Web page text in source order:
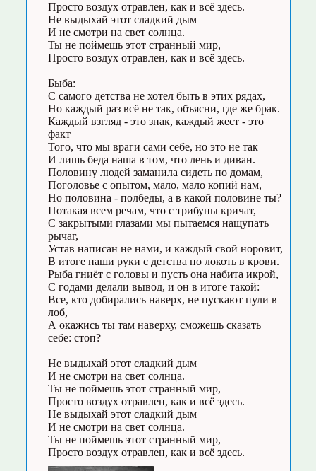
Просто воздух отравлен, как и всё здесь.
Не выдыхай этот сладкий дым
И не смотри на свет солнца.
Ты не поймешь этот странный мир,
Просто воздух отравлен, как и всё здесь.
Быба:
С самого детства не хотел быть в этих рядах,
Но каждый раз всё не так, объясни, где же брак.
Каждый взгляд - это знак, каждый жест - это
факт
Того, что мы враги сами себе, но это не так
И лишь беда наша в том, что лень и диван.
Половину людей заманила сидеть по домам,
Поголовье с опытом, мало, мало копий нам,
Но половина - полбеды, а в какой половине ты?
Потакая всем речам, что с трибуны кричат,
С закрытыми глазами мы пытаемся нащупать
рычаг,
Устав написан не нами, и каждый свой норовит,
В итоге наши руки с детства по локоть в крови.
Рыба гниёт с головы и пусть она набита икрой,
С годами делали вывод, и он в итоге такой:
Все, кто добирались наверх, не пускают пули в
лоб,
А окажись ты там наверху, сможешь сказать
себе: стоп?
Не выдыхай этот сладкий дым
И не смотри на свет солнца.
Ты не поймешь этот странный мир,
Просто воздух отравлен, как и всё здесь.
Не выдыхай этот сладкий дым
И не смотри на свет солнца.
Ты не поймешь этот странный мир,
Просто воздух отравлен, как и всё здесь.